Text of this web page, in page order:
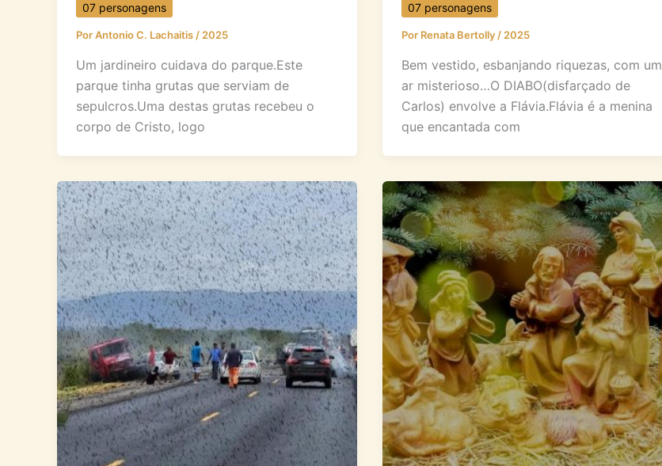
07 personagens
PorAntonio C. Lachaitis / 2025
Um jardineiro cuidava do parque.Este
parque tinha grutas que serviam de
sepulcros.Uma destas grutas recebeu o
corpo de Cristo, logo
07 personagens
Por Renata Bertolly / 2025
Bem vestido, esbanjando riquezas, com um
ar misterioso…O DIABO(disfarçado de
Carlos) envolve a Flávia.Flávia é a menina
que encantada com